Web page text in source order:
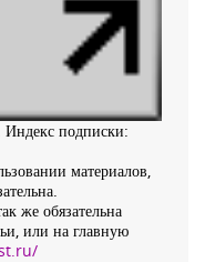
подписки:
материалов,
же обязательна
или на главную